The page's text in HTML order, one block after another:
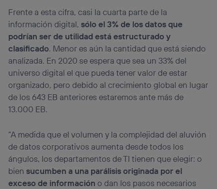
Frente a esta cifra, casi la cuarta parte de la
información digital,sólo el 3% de los datos que
podrían ser de utilidad está estructurado y
clasificado. Menor es aún la cantidad que está siendo
analizada. En 2020 se espera que sea un 33% del
universo digital el que pueda tener valor de estar
organizado, pero debido al crecimiento global en lugar
de los 643 EB anteriores estaremos ante más de
13.000 EB.
“A medida que el volumen y la complejidad del aluvión
de datos corporativos aumenta desde todos los
ángulos, los departamentos de TI tienen que elegir: o
biensucumben a una parálisis originada por el
exceso de información o dan los pasos necesarios